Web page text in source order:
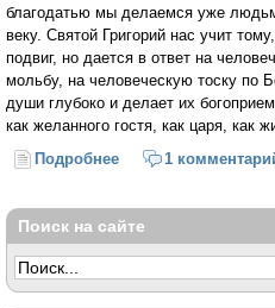
благодатью мы делаемся уже
веку. Святой Григорий нас учит
подвиг, но дается в ответ на
мольбу, на человеческую тоску по
души глубоко и делает их
как желанного гостя, как царя, как
Подробнее о Бог не замкнут
1
Поиск на сайте